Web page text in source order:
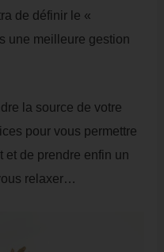
de définir le «
une meilleure gestion
la source de votre
pour vous permettre
et de prendre enfin un
relaxer…